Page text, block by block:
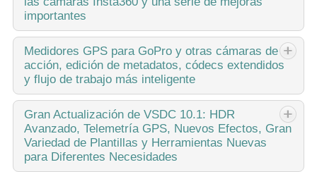
importantes
Publicado por Amy Shao el 11 de marzo de 2026 ¿Cuál es
el mejor regalo para una persona creativa? Nuevas
posibilidades, por supuesto. Con la actualización 11.1, el
equipo de VSDC presenta...
Medidores GPS para GoPro y otras cámaras de
acción, edición de metadatos, códecs extendidos
y flujo de trabajo más inteligente
publicado por Amy Shao 19/11/25 Conoce la tan esperada
actualización VSDC 10.2: una nueva versión repleta de
increíbles funciones y mejoras significativas diseñadas para
empoderar a todos ustedes,...
Gran Actualización de VSDC 10.1: HDR
Avanzado, Telemetría GPS, Nuevos Efectos, Gran
Variedad de Plantillas y Herramientas Nuevas
para Diferentes Necesidades